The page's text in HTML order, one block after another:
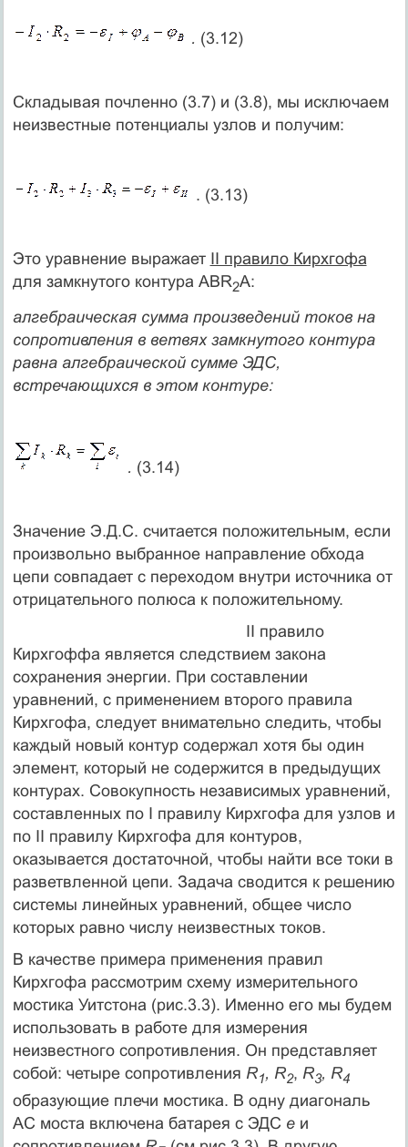
. (3.12)
Складывая почленно (3.7) и (3.8), мы исключаем
неизвестные потенциалы узлов и получим:
. (3.13)
Это уравнение выражает II правило Кирхгофа
для замкнутого контура ABR2A:
алгебраическая сумма произведений токов на
сопротивления в ветвях замкнутого контура
равна алгебраической сумме ЭДС,
встречающихся в этом контуре:
. (3.14)
Значение Э.Д.С. считается положительным, если
произвольно выбранное направление обхода
цепи совпадает с переходом внутри источника от
отрицательного полюса к положительному.
II правило
Кирхгоффа является следствием закона
сохранения энергии. При составлении
уравнений, с применением второго правила
Кирхгофа, следует внимательно следить, чтобы
каждый новый контур содержал хотя бы один
элемент, который не содержится в предыдущих
контурах. Совокупность независимых уравнений,
составленных по I правилу Кирхгофа для узлов и
по II правилу Кирхгофа для контуров,
оказывается достаточной, чтобы найти все токи в
разветвленной цепи. Задача сводится к решению
системы линейных уравнений, общее число
которых равно числу неизвестных токов.
В качестве примера применения правил
Кирхгофа рассмотрим схему измерительного
мостика Уитстона (рис.3.3). Именно его мы будем
использовать в работе для измерения
неизвестного сопротивления. Он представляет
собой: четыре сопротивления R1, R2, R3, R4
образующие плечи мостика. В одну диагональ
АС моста включена батарея с ЭДС e и